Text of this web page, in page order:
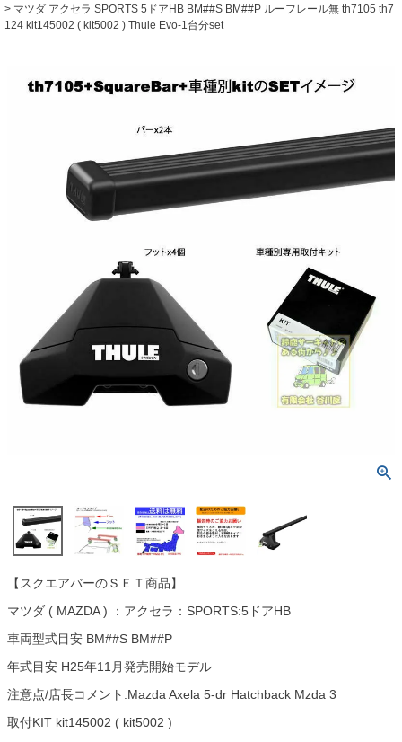
マツダ アクセラ SPORTS 5ドアHB BM##S BM##P ルーフレール無 th7105 th7
124 kit145002 ( kit5002 ) Thule Evo-1台分set
【スクエアバーのＳＥＴ商品】
マツダ ( MAZDA ) ：アクセラ：SPORTS:5ドアHB
車両型式目安 BM##S BM##P
年式目安 H25年11月発売開始モデル
注意点/店長コメント:Mazda Axela 5-dr Hatchback Mzda 3
取付KIT kit145002 ( kit5002 )